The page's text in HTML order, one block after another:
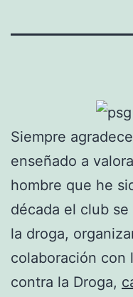
Siempre
enseñado a
hombre que he
década el club
la droga,
colaboración con
contra la Droga,